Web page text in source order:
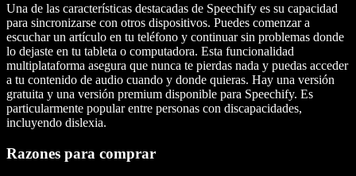
Una de las características destacadas de Speechify es su capacidad
para sincronizarse con otros dispositivos. Puedes comenzar a
escuchar un artículo en tu teléfono y continuar sin problemas donde
lo dejaste en tu tableta o computadora. Esta funcionalidad
multiplataforma asegura que nunca te pierdas nada y puedas acceder
a tu contenido de audio cuando y donde quieras. Hay una versión
gratuita y una versión premium disponible para Speechify. Es
particularmente popular entre personas con discapacidades,
incluyendo dislexia.
Razones para comprar